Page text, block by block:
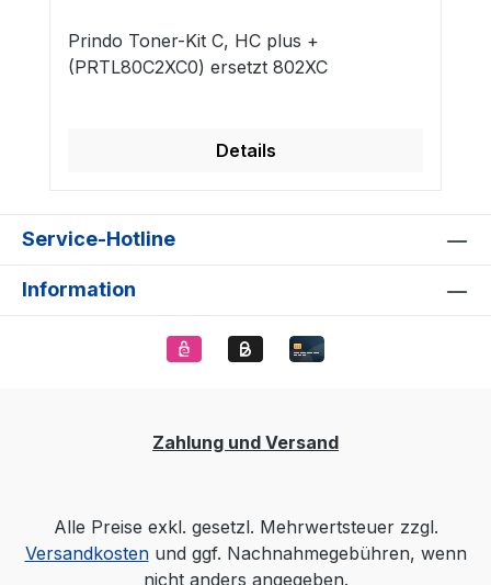
Prindo Toner-Kit C, HC plus +
(PRTL80C2XC0) ersetzt 802XC
Details
Service-Hotline
Information
Zahlung und Versand
Alle Preise exkl. gesetzl. Mehrwertsteuer zzgl.
Versandkostenund ggf. Nachnahmegebühren, wenn
nicht anders angegeben.